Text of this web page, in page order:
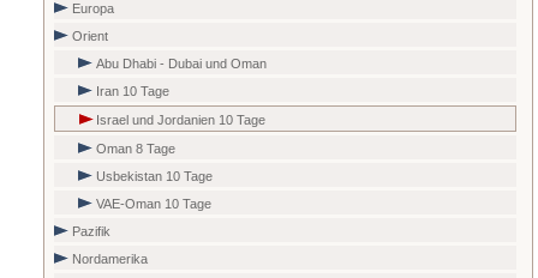
Europa
Orient
Abu Dhabi - Dubai und Oman
Iran 10 Tage
Israel und Jordanien 10 Tage
Oman 8 Tage
Usbekistan 10 Tage
VAE-Oman 10 Tage
Pazifik
Nordamerika